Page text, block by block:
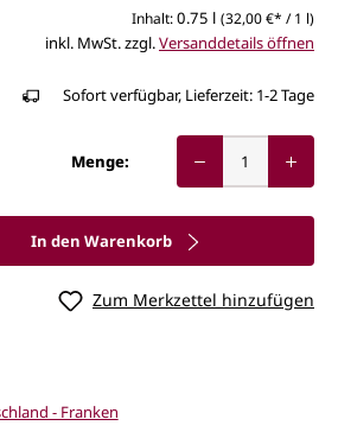
Inhalt:0.75 l (32,00 €* / 1 l)
inkl. MwSt. zzgl.Versanddetails öffnen
Sofort verfügbar, Lieferzeit: 1-2 Tage
Menge:
In den Warenkorb
Zum Merkzettel hinzufügen
- Franken